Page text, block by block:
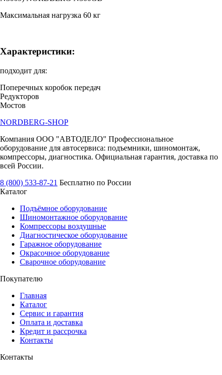
Максимальная нагрузка 60 кг
Характеристики:
подходит для:
Поперечных коробок передач
Редукторов
Мостов
NORDBERG-SHOP
Компания ООО "АВТОДЕЛО" Профессиональное
оборудование для автосервиса: подъемники, шиномонтаж,
компрессоры, диагностика. Официальная гарантия, доставка по
всей России.
8 (800) 533-87-21 Бесплатно по России
Каталог
Подъёмное оборудование
Шиномонтажное оборудование
Компрессоры воздушные
Диагностическое оборудование
Гаражное оборудование
Окрасочное оборудование
Сварочное оборудование
Покупателю
Главная
Каталог
Сервис и гарантия
Оплата и доставка
Кредит и рассрочка
Контакты
Контакты